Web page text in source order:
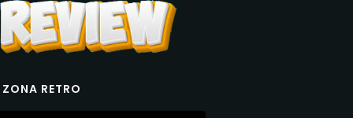
RETRO